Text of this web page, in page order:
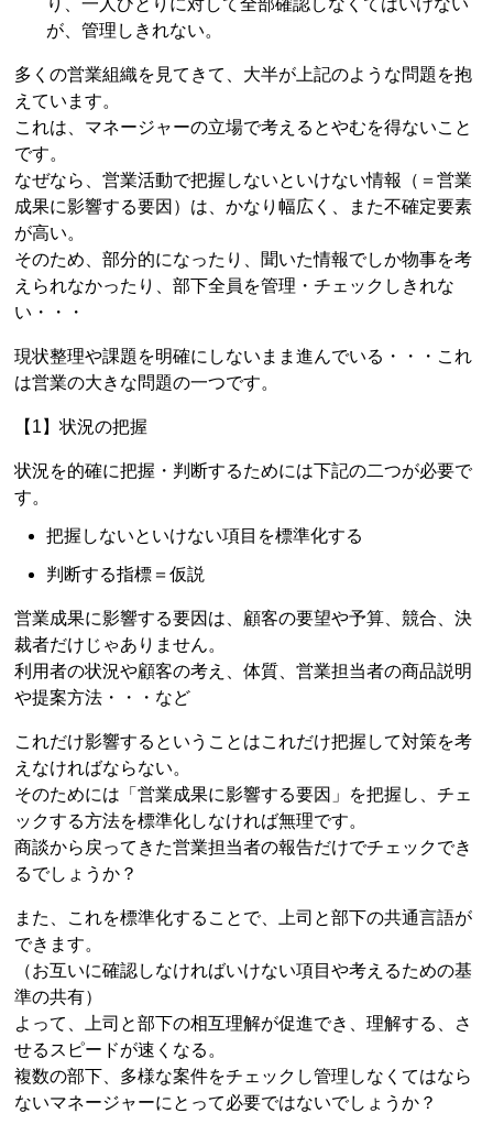
が、管理しきれない。
多くの営業組織を見てきて、大半が上記のような問題を抱
えています。
これは、マネージャーの立場で考えるとやむを得ないこと
です。
なぜなら、営業活動で把握しないといけない情報（＝営業
成果に影響する要因）は、かなり幅広く、また不確定要素
が高い。
そのため、部分的になったり、聞いた情報でしか物事を考
えられなかったり、部下全員を管理・チェックしきれな
い・・・
現状整理や課題を明確にしないまま進んでいる・・・これ
は営業の大きな問題の一つです。
【1】状況の把握
状況を的確に把握・判断するためには下記の二つが必要で
す。
把握しないといけない項目を標準化する
判断する指標＝仮説
営業成果に影響する要因は、顧客の要望や予算、競合、決
裁者だけじゃありません。
利用者の状況や顧客の考え、体質、営業担当者の商品説明
や提案方法・・・など
これだけ影響するということはこれだけ把握して対策を考
えなければならない。
そのためには「営業成果に影響する要因」を把握し、チェ
ックする方法を標準化しなければ無理です。
商談から戻ってきた営業担当者の報告だけでチェックでき
るでしょうか？
また、これを標準化することで、上司と部下の共通言語が
できます。
（お互いに確認しなければいけない項目や考えるための基
準の共有）
よって、上司と部下の相互理解が促進でき、理解する、さ
せるスピードが速くなる。
複数の部下、多様な案件をチェックし管理しなくてはなら
ないマネージャーにとって必要ではないでしょうか？